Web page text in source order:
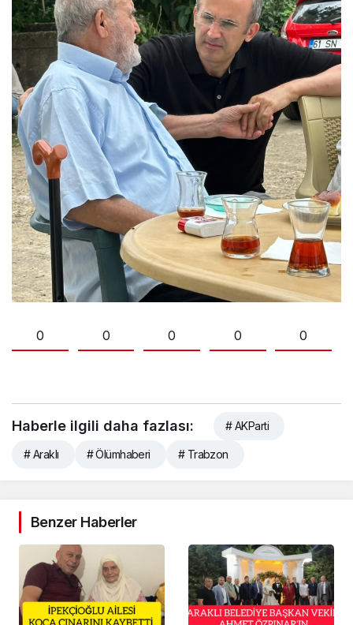
0 0 0 0 0
Haberle ilgili daha fazlası: # AKParti
# Araklı # Ölümhaberi # Trabzon
Benzer Haberler